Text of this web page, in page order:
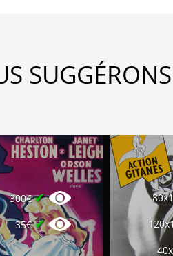
300€✔
35€✔